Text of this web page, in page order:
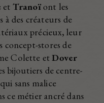
et Tranoï ont les
des créateurs de
précieux, leur
concept-stores de
Colette etDover
bijoutiers de centre-
sans malice
ce métier ancré dans